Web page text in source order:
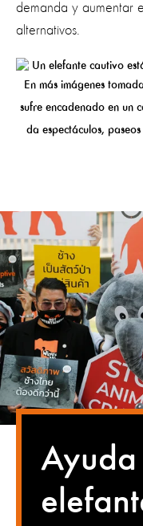
demanda y aumentar
alternativos.
En más imágenes
sufre encadenado en un
da espectáculos,
Ayuda